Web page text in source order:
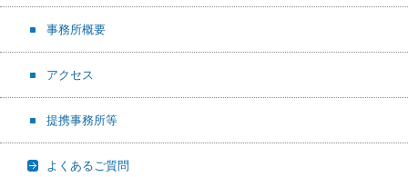
事務所概要
アクセス
提携事務所等
よくあるご質問